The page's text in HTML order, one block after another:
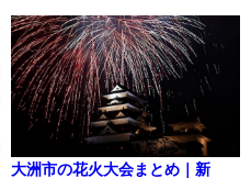
大洲市の花火大会まとめ｜新